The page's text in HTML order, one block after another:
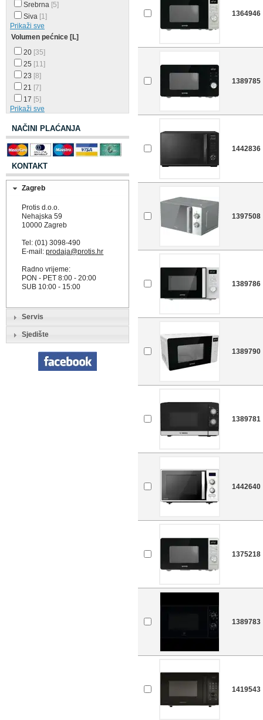
Srebrna [5]
Siva [1]
Prikaži sve
Volumen pećnice [L]
20 [35]
25 [11]
23 [8]
21 [7]
17 [5]
Prikaži sve
NAČINI PLAĆANJA
KONTAKT
Zagreb
Protis d.o.o.
Nehajska 59
10000 Zagreb
Tel: (01) 3098-490
E-mail:prodaja@protis.hr
Radno vrijeme:
PON - PET 8:00 - 20:00
SUB 10:00 - 15:00
Servis
Sjedište
1364946
1389785
1442836
1397508
1389786
1389790
1389781
1442640
1375218
1389783
1419543